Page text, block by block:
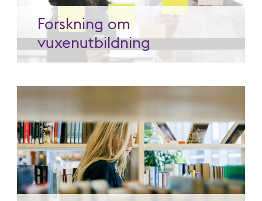
Forskning om
vuxenutbildning